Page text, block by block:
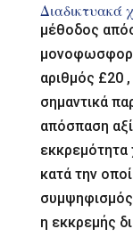
Διαδικτυακά
μέθοδος
αριθμός £20 ,
σημαντικά
απόσπαση
εκκρεμότητα
κατά την
η εκκρεμής